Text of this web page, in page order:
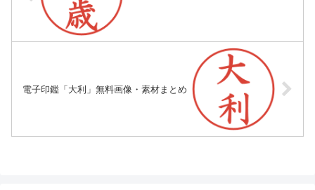
電子印鑑「大利」無料画像・素材まとめ